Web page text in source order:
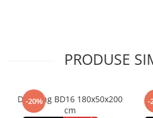
PRODUSE
-20%
Dressing BD16 180x50x200
cm
-